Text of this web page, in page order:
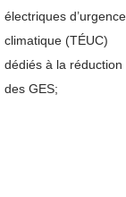
électriques d’urgence
climatique (TÉUC)
dédiés à la réduction
des GES;